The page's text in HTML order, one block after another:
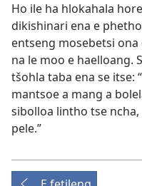
Ho ile ha hlokahala
dikishinari ena e
entseng mosebetsi
na le moo e haelloang.
tšohla taba ena se itse:
mantsoe a mang a
sibolloa lintho tse
pele.”